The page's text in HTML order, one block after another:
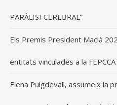
PARÀLISI CEREBRAL”
Els Premis President Macià
entitats vinculades a la
Elena Puigdevall, assumeix la